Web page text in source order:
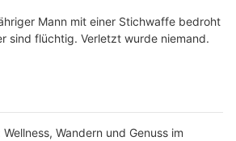
Mann mit einer Stichwaffe bedroht
sind flüchtig. Verletzt wurde niemand.